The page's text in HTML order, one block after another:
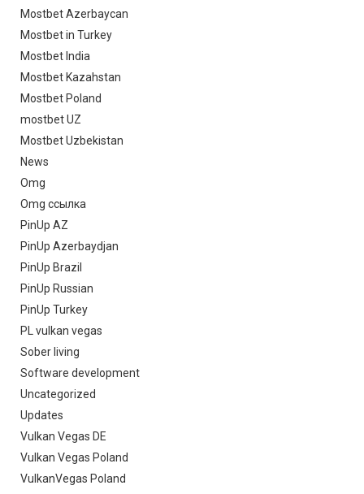
Mostbet Azerbaycan
Mostbet in Turkey
Mostbet India
Mostbet Kazahstan
Mostbet Poland
mostbet UZ
Mostbet Uzbekistan
News
Omg
Omg ссылка
PinUp AZ
PinUp Azerbaydjan
PinUp Brazil
PinUp Russian
PinUp Turkey
PL vulkan vegas
Sober living
Software development
Uncategorized
Updates
Vulkan Vegas DE
Vulkan Vegas Poland
VulkanVegas Poland